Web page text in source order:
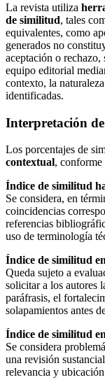
La revista utiliza
de similitud, tales
equivalentes, como
generados no
aceptación o rechazo,
equipo editorial
contexto, la
identificadas.
Interpretación
Los porcentajes de
contextual, conforme
Índice de similitud
Se considera, en
coincidencias
referencias
uso de terminología
Índice de similitud
Queda sujeto a
solicitar a los autores
paráfrasis, el
solapamientos antes
Índice de similitud
Se considera
una revisión
relevancia y